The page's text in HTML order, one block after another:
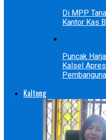
Di MPP
Kantor Kas
Puncak
Kalsel
Kalteng